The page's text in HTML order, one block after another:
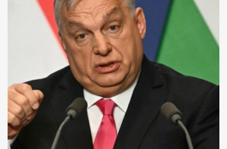
Harry herceg szerint "nagyon
sok mindenre nincs
magyarázat"...